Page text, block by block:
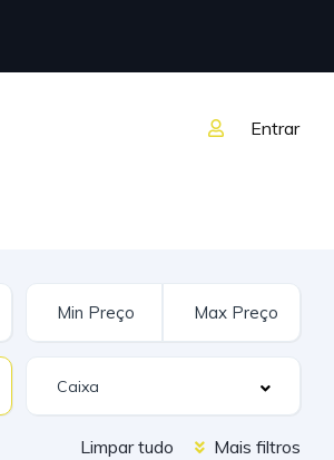
Entrar
Limpar tudo Mais filtros